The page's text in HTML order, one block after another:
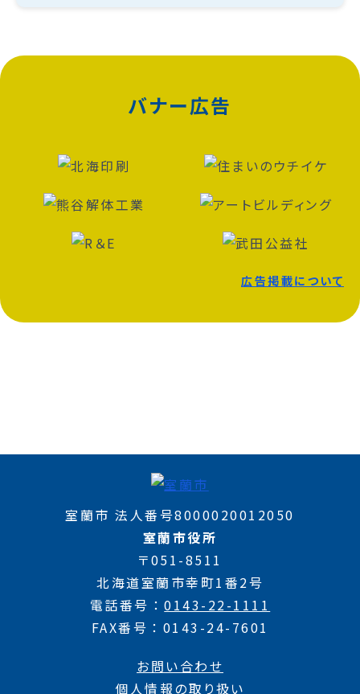
バナー広告
広告掲載について
室蘭市 法人番号8000020012050
室蘭市役所
〒051-8511
北海道室蘭市幸町1番2号
電話番号
0143-22-1111
FAX番号
0143-24-7601
お問い合わせ
個人情報の取り扱い